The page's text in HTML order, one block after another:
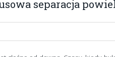
separacja